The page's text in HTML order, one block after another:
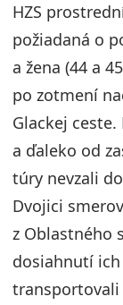
HZS
požiadaná o
a žena (44 a
po zotmení
Glackej
a ďaleko od
túry nevzali
Dvojici
z Oblastného
dosiahnutí
transportovali